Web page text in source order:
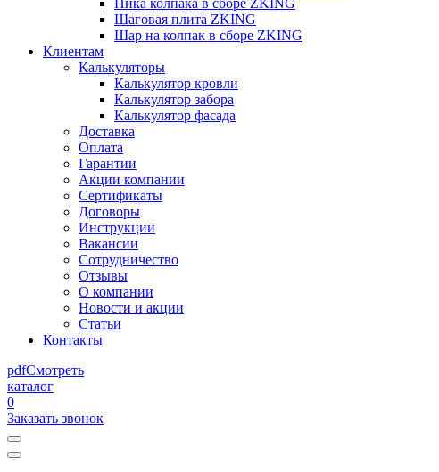
Пика колпака в сборе ZKING
Шаговая плита ZKING
Шар на колпак в сборе ZKING
Клиентам
Калькуляторы
Калькулятор кровли
Калькулятор забора
Калькулятор фасада
Доставка
Оплата
Гарантии
Акции компании
Сертификаты
Договоры
Инструкции
Вакансии
Сотрудничество
Отзывы
О компании
Новости и акции
Статьи
Контакты
pdfСмотреть
каталог
0
Заказать звонок